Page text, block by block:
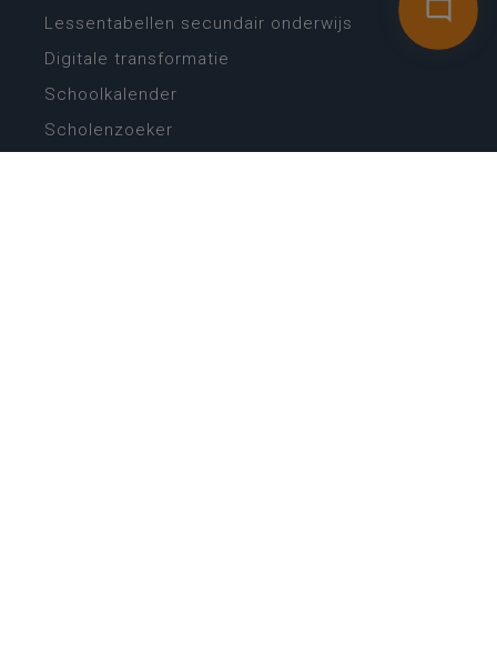
Lessentabellen secundair onderwijs
Digitale transformatie
Schoolkalender
Scholenzoeker